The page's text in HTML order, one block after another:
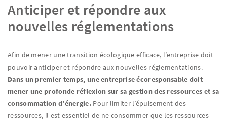
Anticiper et répondre aux
nouvelles réglementations
Afin de mener une transition écologique efficace, l’entreprise doit
pouvoir anticiper et répondre aux nouvelles réglementations.
Dans un premier temps, une entreprise écoresponsable doit
mener une profonde réflexion sur sa gestion des ressources et sa
consommation d’énergie.Pour limiter l’épuisement des
ressources, il est essentiel de ne consommer que les ressources